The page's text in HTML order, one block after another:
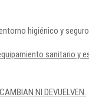
higiénico y
sanitario
NI DEVUELVEN.